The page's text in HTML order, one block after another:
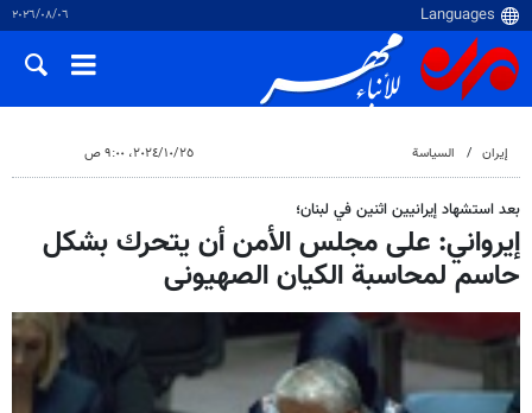
٠٦‏/٠٨‏/٢٠٢٦
إيران السياسة ٢٥‏/١٠‏/٢٠٢٤، ٩:٠٠ ص
بعد استشهاد إيرانيين اثنين في لبنان؛
إيرواني: على مجلس الأمن أن يتحرك بشكل
حاسم لمحاسبة الکیان الصهیونی